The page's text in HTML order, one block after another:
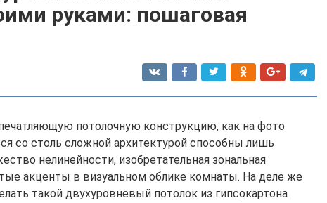
руками: пошаговая
потолочную конструкцию, как на фото
со столь сложной архитектурой способны лишь
нелинейности, изобретательная зональная
акценты в визуальном облике комнаты. На деле же
такой двухуровневый потолок из гипсокартона